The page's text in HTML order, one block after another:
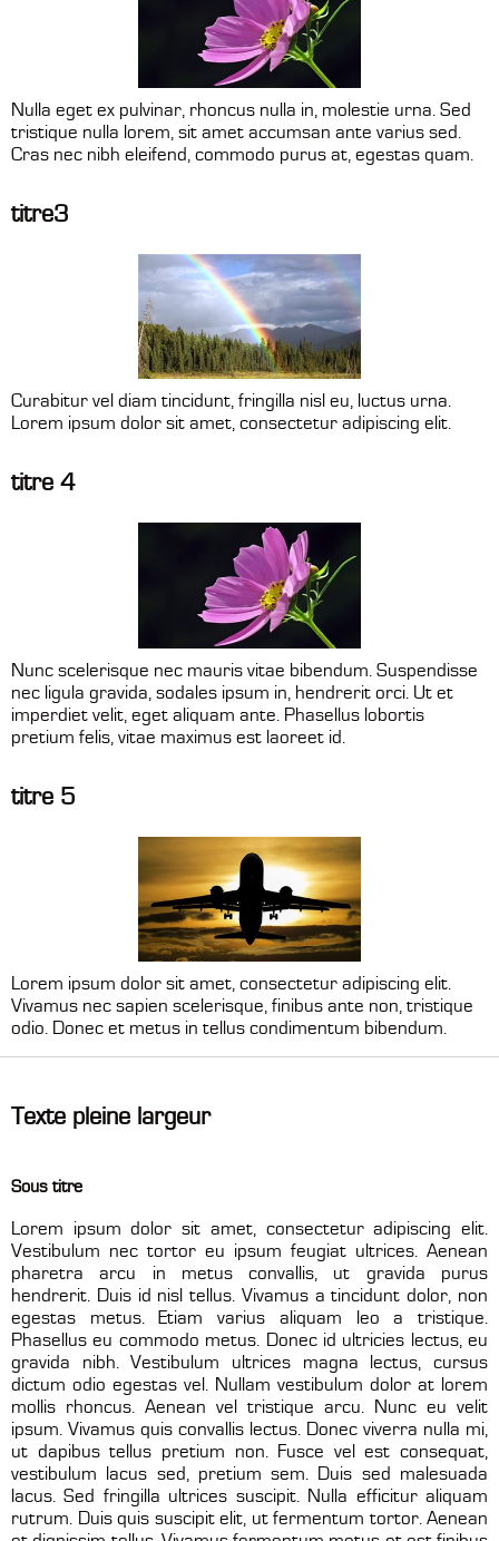
Nulla eget ex pulvinar, rhoncus nulla in, molestie urna. Sed
tristique nulla lorem, sit amet accumsan ante varius sed.
Cras nec nibh eleifend, commodo purus at, egestas quam.
titre3
Curabitur vel diam tincidunt, fringilla nisl eu, luctus urna.
Lorem ipsum dolor sit amet, consectetur adipiscing elit.
titre 4
Nunc scelerisque nec mauris vitae bibendum. Suspendisse
nec ligula gravida, sodales ipsum in, hendrerit orci. Ut et
imperdiet velit, eget aliquam ante. Phasellus lobortis
pretium felis, vitae maximus est laoreet id.
titre 5
Lorem ipsum dolor sit amet, consectetur adipiscing elit.
Vivamus nec sapien scelerisque, finibus ante non, tristique
odio. Donec et metus in tellus condimentum bibendum.
Texte pleine largeur
Sous titre
Lorem ipsum dolor sit amet, consectetur adipiscing elit.
Vestibulum nec tortor eu ipsum feugiat ultrices. Aenean
pharetra arcu in metus convallis, ut gravida purus
hendrerit. Duis id nisl tellus. Vivamus a tincidunt dolor, non
egestas metus. Etiam varius aliquam leo a tristique.
Phasellus eu commodo metus. Donec id ultricies lectus, eu
gravida nibh. Vestibulum ultrices magna lectus, cursus
dictum odio egestas vel. Nullam vestibulum dolor at lorem
mollis rhoncus. Aenean vel tristique arcu. Nunc eu velit
ipsum. Vivamus quis convallis lectus. Donec viverra nulla mi,
ut dapibus tellus pretium non. Fusce vel est consequat,
vestibulum lacus sed, pretium sem. Duis sed malesuada
lacus. Sed fringilla ultrices suscipit. Nulla efficitur aliquam
rutrum. Duis quis suscipit elit, ut fermentum tortor. Aenean